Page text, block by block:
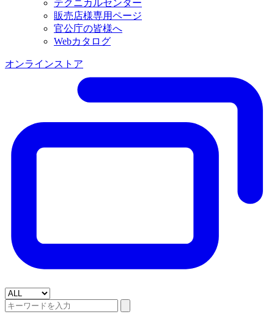
テクニカルセンター
販売店様専用ページ
官公庁の皆様へ
Webカタログ
オンラインストア